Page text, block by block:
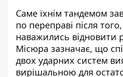
Саме їхнім тандемом
по переправі після
наважились відновити
Місюра зазначає, що
двох ударних систем
вирішальною для